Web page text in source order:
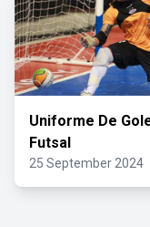
Uniforme De
Futsal
25 September 2024